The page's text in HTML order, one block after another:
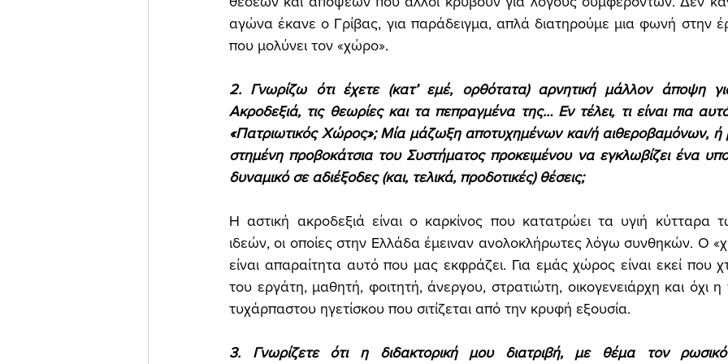
αγώνα έκανε ο Γρίβας, για παράδειγμα, απλά διατηρούμε μια φωνή στην
που μολύνει τον «χώρο».
2. Γνωρίζω ότι έχετε (κατ’ εμέ, ορθότατα) αρνητική μάλλον άποψη
Ακροδεξιά, τις θεωρίες και τα πεπραγμένα της… Εν τέλει, τι είναι πια
«Πατριωτικός Χώρος»; Μία μάζωξη αποτυχημένων και/ή αιθεροβαμόνων,
στημένη προβοκάτσια του Συστήματος προκειμένου να εγκλωβίζει ένα
δυναμικό σε αδιέξοδες (και, τελικά, προδοτικές) θέσεις;
Η αστική ακροδεξιά είναι ο καρκίνος που κατατρώει τα υγιή κύτταρα
ιδεών, οι οποίες στην Ελλάδα έμειναν ανολοκλήρωτες λόγω συνθηκών. Ο
είναι απαραίτητα αυτό που μας εκφράζει. Για εμάς χώρος είναι εκεί που
του εργάτη, μαθητή, φοιτητή, άνεργου, στρατιώτη, οικογενειάρχη και όχι
τυχάρπαστου ηγετίσκου που σιτίζεται από την κρυφή εξουσία.
3. Γνωρίζετε ότι η διδακτορική μου διατριβή, με θέμα τον ρωσικό